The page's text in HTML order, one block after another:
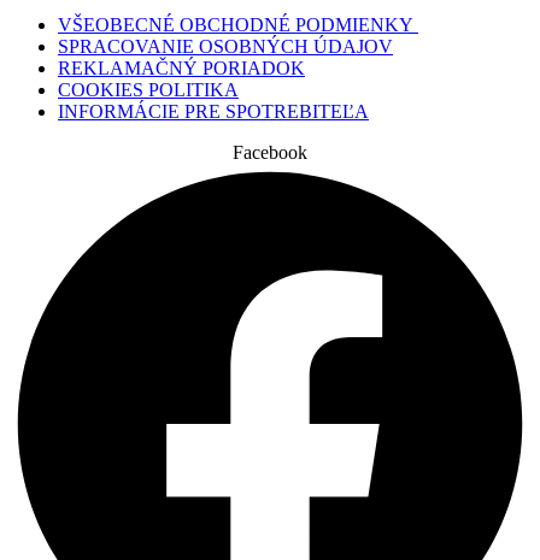
VŠEOBECNÉ OBCHODNÉ PODMIENKY
SPRACOVANIE OSOBNÝCH ÚDAJOV
REKLAMAČNÝ PORIADOK
COOKIES POLITIKA
INFORMÁCIE PRE SPOTREBITEĽA
Facebook